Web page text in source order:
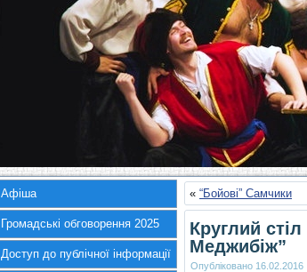
Афіша
Громадські обговорення 2025
Доступ до публічної інформації
« “Бойові” Самчики
Круглий
Меджибіж”
Опубліковано 16.02.2016